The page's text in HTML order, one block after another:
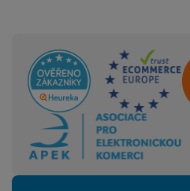
Sdružení